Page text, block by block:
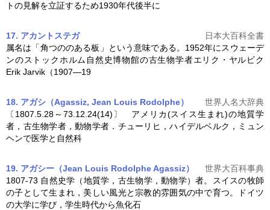
トの見解を立証するため1930年代後半に
17. アカントステガ
日本大百科全書
属名は「角つののある板」という意味である。1952年にスウェーデ
ンのストックホルム自然史博物館の古生物学者エリク・ヤルビク
Erik Jarvik（1907―19
18. アガシ（Agassiz, Jean Louis Rodolphe）
世界人名大辞典
〔1807.5.28～73.12.24(14)〕 アメリカ(スイス生まれ)の地質学
者， 古生物学者，動物学者．チューリヒ，ハイデルベルク，ミュン
ヘンで医学と自然科
19. アガシー（Jean Louis Rodolphe Agassiz）
世界大百科事典
1807-73 自然史学（地質学， 古生物学，動物学）者。スイスの牧師
の子として生まれ，美しい風光と宗教的雰囲気の中で育つ。ドイツ
の大学に学び，学生時代から魚化石